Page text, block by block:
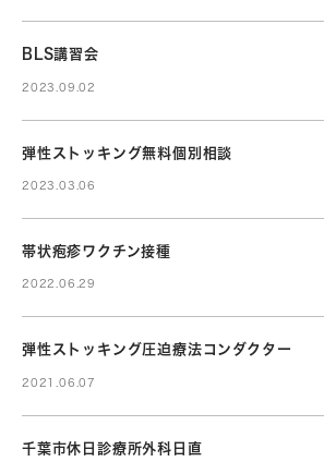
BLS講習会
2023.09.02
弾性ストッキング無料個別相談
2023.03.06
帯状疱疹ワクチン接種
2022.06.29
弾性ストッキング圧迫療法コンダクター
2021.06.07
千葉市休日診療所外科日直